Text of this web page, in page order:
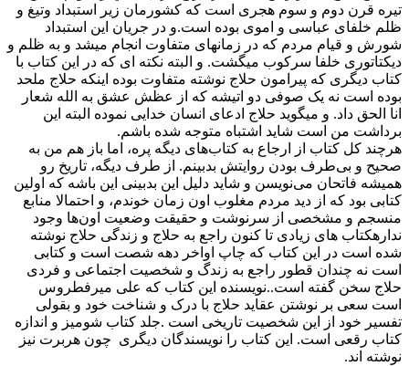
تیره قرن دوم و سوم هجری است که کشورمان زیر استبداد وتیغ و
ظلم خلفای عباسی و اموی بوده است.و در جریان این استبداد
شورش و قیام مردم که در زمانهای متفاوت انجام میشد و به ظلم و
دیکتاتوری خلفا سرکوب میگشت. و البته نکته ای که در این کتاب با
کتاب دیگری که پیرامون حلاج نوشته متفاوت بوده اینکه حلاج ملحد
بوده است نه یک صوفی دو اتیشه که از عظش عشق به الله شعار
انا الحق داد. و میگوید حلاج ادعای انسان خدایی نموده البته این
برداشت من است شاید اشتباه متوجه شده باشم.
هرچند کل کتاب از ارجاع به کتاب‌های دیگه پره، اما باز هم من به
صحیح و بی‌طرف بودن روایتش بدبینم. از طرف دیگه، تاریخ رو
همیشه فاتحان می‌نویسن و شاید دلیل این بدبینی این باشه که اولین
کتابی بود که از دید مردم مغلوب اون زمان خوندم، و احتمالا منابع
منسجم و مشخصی از سرنوشت و حقیقت وضعیت اون‌ها وجود
ندارهکتاب های زیادی تا کنون راجع به حلاج و زندگی حلاج نوشته
شده است در این کتاب که چاپ اواخر دهه شصت است و کتابی
است نه چندان قطور راجع به زندگ و شخصیت اجتماعی و فردی
حلاج سخن گفته است..نویسنده این کتاب که علی میرفطروس
است سعی بر نوشتن عقاید حلاج با درک و شناخت خود و بقولی
تفسیر خود از این شخصیت تاریخی است .جلد کتاب شومیز و اندازه
کتاب رقعی است. این کتاب را نویسندگان دیگری چون هربرت نیز
نوشته اند.